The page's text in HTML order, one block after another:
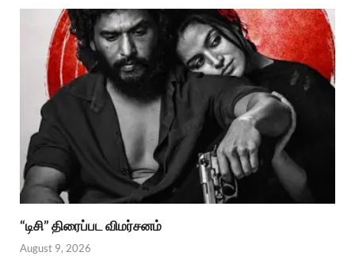
“டிசி” திரைப்பட விமர்சனம்
August 9, 2026